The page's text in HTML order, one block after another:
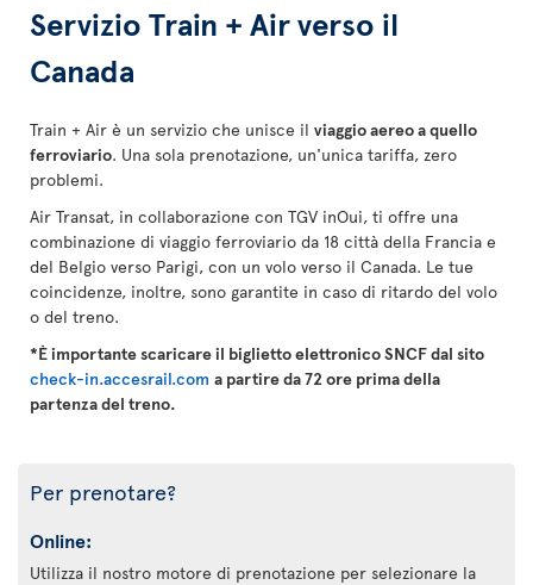
Servizio Train + Air verso il
Canada
Train + Air è un servizio che unisce il viaggio aereo a quello
ferroviario. Una sola prenotazione, un'unica tariffa, zero
problemi.
Air Transat, in collaborazione con TGV inOui, ti offre una
combinazione di viaggio ferroviario da 18 città della Francia e
del Belgio verso Parigi, con un volo verso il Canada. Le tue
coincidenze, inoltre, sono garantite in caso di ritardo del volo
o del treno.
*È importante scaricare il biglietto elettronico SNCF dal sito
check-in.accesrail.com a partire da 72 ore prima della
partenza del treno.
Per prenotare?
Online:
Utilizza il nostro motore di prenotazione per selezionare la